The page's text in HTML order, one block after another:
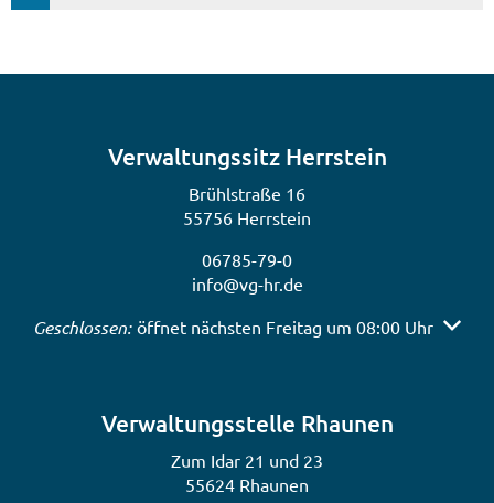
Verwaltungssitz Herrstein
Brühlstraße 16
55756 Herrstein
06785-79-0
info@vg-hr.de
Klicken, um weitere Öffnungs- oder Schließzeiten
Geschlossen: öffnet nächsten Freitag um 08:00 Uhr
Verwaltungsstelle Rhaunen
Zum Idar 21 und 23
55624 Rhaunen